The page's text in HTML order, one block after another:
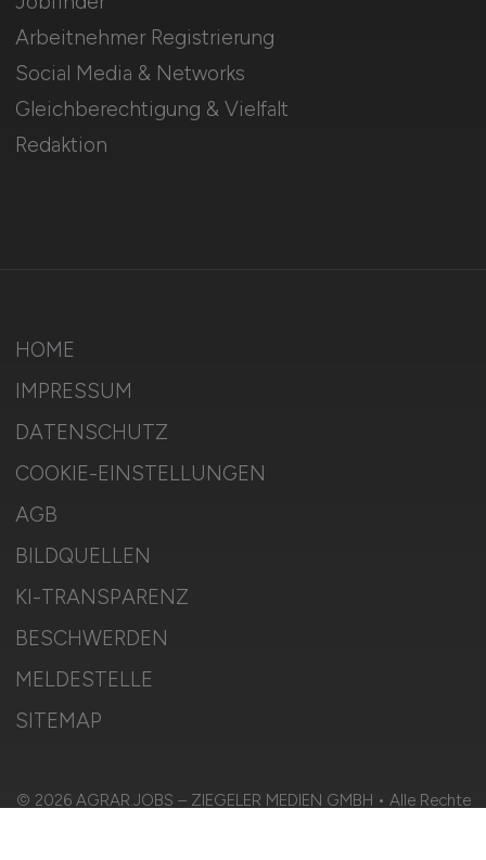
Arbeitnehmer Registrierung
Social Media & Networks
Gleichberechtigung & Vielfalt
Redaktion
HOME
IMPRESSUM
DATENSCHUTZ
COOKIE-EINSTELLUNGEN
AGB
BILDQUELLEN
KI-TRANSPARENZ
BESCHWERDEN
MELDESTELLE
SITEMAP
© 2026 AGRAR.JOBS – ZIEGELER MEDIEN GMBH • Alle Rechte